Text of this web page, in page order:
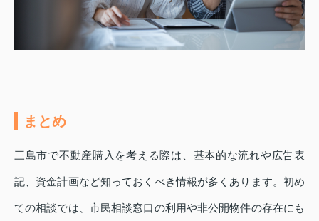
まとめ
三島市で不動産購入を考える際は、基本的な流れや広告表
記、資金計画など知っておくべき情報が多くあります。初め
ての相談では、市民相談窓口の利用や非公開物件の存在にも